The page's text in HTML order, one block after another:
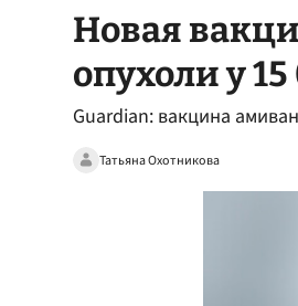
Новая
опухоли у
Guardian: вакцина
Татьяна Охотникова